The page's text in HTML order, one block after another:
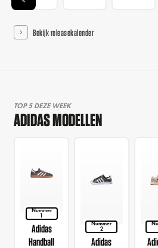
Bekijk releasekalender
TOP 5 DEZE WEEK
ADIDAS MODELLEN
Nummer
1
Adidas
Handball
Nummer
2
Adidas